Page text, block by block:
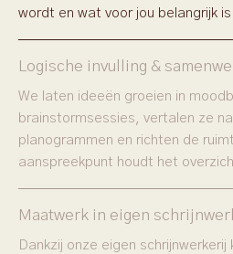
wordt en wat voor jou belangrijk
Logische invulling &
We laten ideeën groeien in
brainstormsessies, vertalen ze
planogrammen en richten de
aanspreekpunt houdt het
Maatwerk in eigen
Dankzij onze eigen